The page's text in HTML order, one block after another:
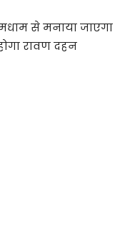
से मनाया जाएगा
रावण दहन